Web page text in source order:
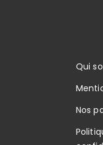
Qui
Nos